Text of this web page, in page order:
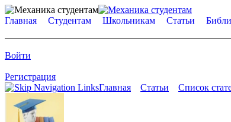
Главная Студентам Школьникам Статьи
Войти
Регистрация
Главная
Статьи Список